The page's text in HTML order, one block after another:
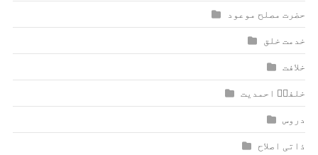
حضرت مصلح موعود
خدمت خلق
خلافت
خلفاؑ احمدیت
دروس
ذاتی اصلاح